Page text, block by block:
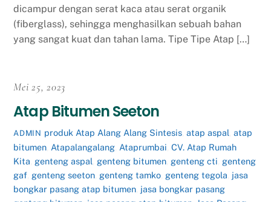
dicampur dengan serat kaca atau serat organik
(fiberglass), sehingga menghasilkan sebuah bahan
yang sangat kuat dan tahan lama. Tipe Tipe Atap […]
Mei 25, 2023
Atap Bitumen Seeton
ADMIN produk Atap Alang Alang Sintesis, atap aspal atap
bitumen Atapalangalang Ataprumbai ,CV. Atap Rumah
Kita genteng aspal genteng bitumen genteng cti genteng
gaf genteng seeton genteng tamko genteng tegola jasa
bongkar pasang atap bitumen jasa bongkar pasang